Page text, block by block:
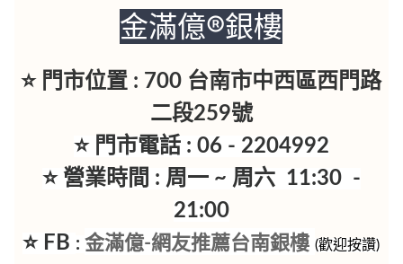
金滿億®銀樓
⭐ 門市位置 : 700 台南市中西區西門路
二段259號
⭐ 門市電話 : 06 - 2204992
⭐ 營業時間 : 周一 ~ 周六 11:30 -
21:00
⭐ FB :金滿億-網友推薦台南銀樓 (歡迎按讚)